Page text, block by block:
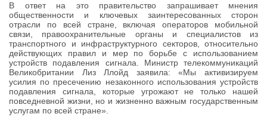
В ответ на это правительство запрашивает мнения
общественности и ключевых заинтересованных сторон
отрасли по всей стране, включая операторов мобильной
связи, правоохранительные органы и специалистов из
транспортного и инфраструктурного секторов, относительно
действующих правил и мер по борьбе с использованием
устройств подавления сигнала. Министр телекоммуникаций
Великобритании Лиз Ллойд заявила: «Мы активизируем
усилия по пресечению незаконного использования устройств
подавления сигнала, которые угрожают не только нашей
повседневной жизни, но и жизненно важным государственным
услугам по всей стране».